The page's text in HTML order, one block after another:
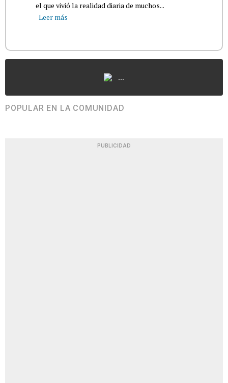
el que vivió la realidad diaria de muchos...
Leer más
...
POPULAR EN LA COMUNIDAD
PUBLICIDAD